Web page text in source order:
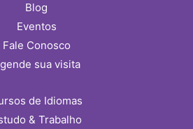
Blog
Eventos
Fale Conosco
sua visita
de Idiomas
& Trabalho